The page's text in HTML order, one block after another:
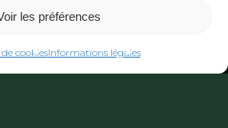
les préférences
cookiesInformations légales